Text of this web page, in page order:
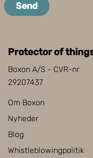
Send
Protector of
Boxon A/S - CVR-nr
29207437
Om Boxon
Nyheder
Blog
Whistleblowingpolitik